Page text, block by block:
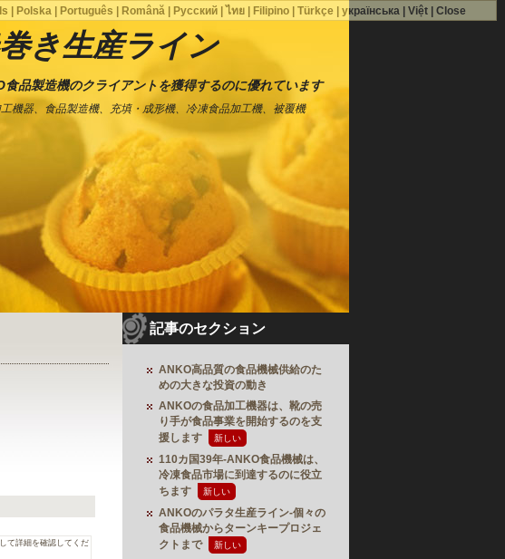
き生産ライン
食品製造機のクライアントを獲得するのに優れています
機器、食品製造機、充填・成形機、冷凍食品加工機、被覆機
て詳細を確認してくだ
記事のセクション
ANKO高品質の食品機械供給のた
めの大きな投資の動き
ANKOの食品加工機器は、靴の売
り手が食品事業を開始するのを支
援します
新しい
110カ国39年-ANKO食品機械は、
冷凍食品市場に到達するのに役立
ちます
新しい
ANKOのパラタ生産ライン-個々の
食品機械からターンキープロジェ
クトまで
新しい
Polska| Português Română| Русский| ไทย| Filipino| Türkçe українська| Việt| Close